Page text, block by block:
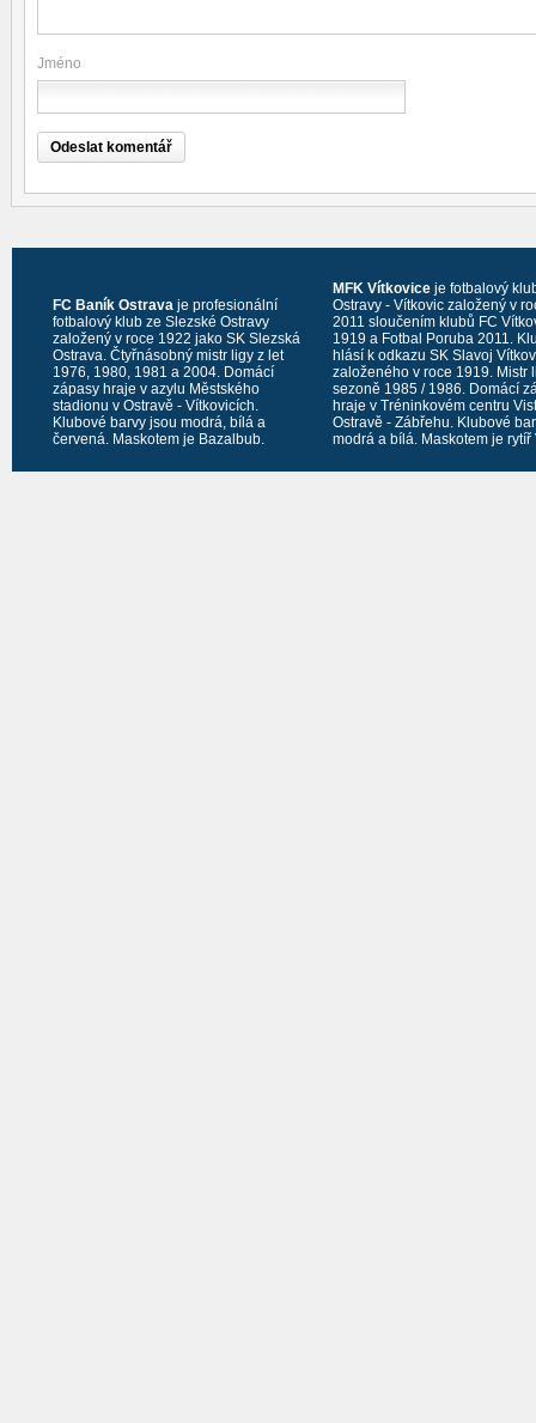
Jméno
FC Baník Ostrava je profesionální
fotbalový klub ze Slezské Ostravy
založený v roce 1922 jako SK Slezská
Ostrava. Čtyřnásobný mistr ligy z let
1976, 1980, 1981 a 2004. Domácí
zápasy hraje v azylu Městského
stadionu v Ostravě - Vítkovicích.
Klubové barvy jsou modrá, bílá a
červená. Maskotem je Bazalbub.
MFK Vítkovice je fotbalový
Ostravy - Vítkovic založený v
2011 sloučením klubů FC
1919 a Fotbal Poruba 2011.
hlásí k odkazu SK Slavoj
založeného v roce 1919. Mistr
sezoně 1985 / 1986. Domácí
hraje v Tréninkovém centru
Ostravě - Zábřehu. Klubové
modrá a bílá. Maskotem je rytíř